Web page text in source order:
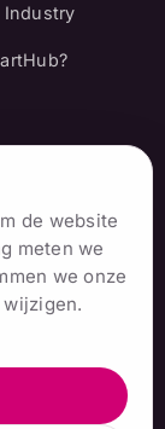
Industry
de website
meten we
we onze